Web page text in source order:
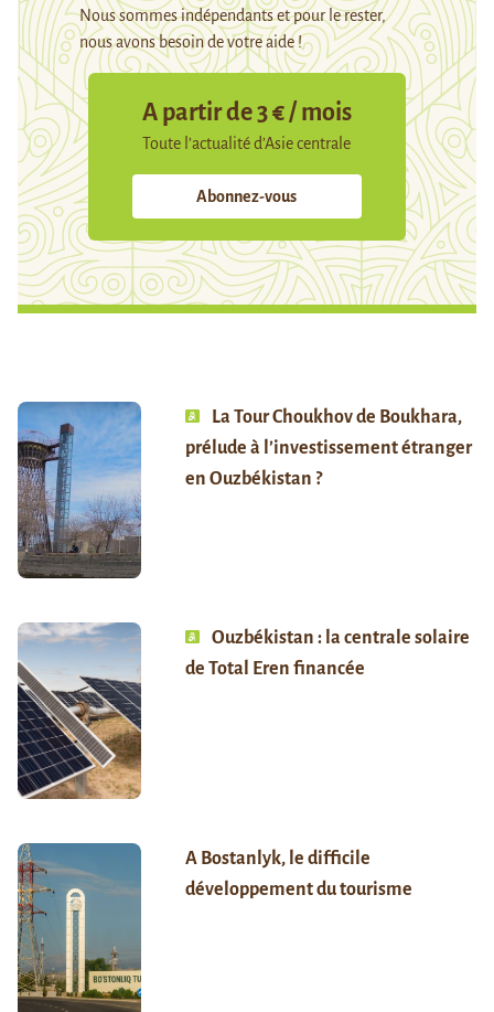
Nous sommes indépendants et pour le rester,
nous avons besoin de votre aide !
A partir de 3 € / mois
Toute l’actualité d’Asie centrale
Abonnez-vous
La Tour Choukhov de Boukhara,
prélude à l’investissement étranger
en Ouzbékistan ?
Ouzbékistan : la centrale solaire
de Total Eren financée
A Bostanlyk, le difficile
développement du tourisme